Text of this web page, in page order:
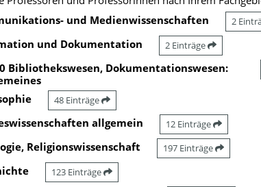
und Medienwissenschaften
2
und Dokumentation 2 Einträge
Bibliothekswesen, Dokumentationswesen:
48 Einträge
allgemein 12 Einträge
Religionswissenschaft 197 Einträge
123 Einträge